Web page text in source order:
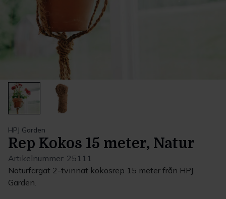
HPJ Garden
Rep Kokos 15 meter, Natur
Artikelnummer: 25111
Naturfärgat 2-tvinnat kokosrep 15 meter från HPJ
Garden.